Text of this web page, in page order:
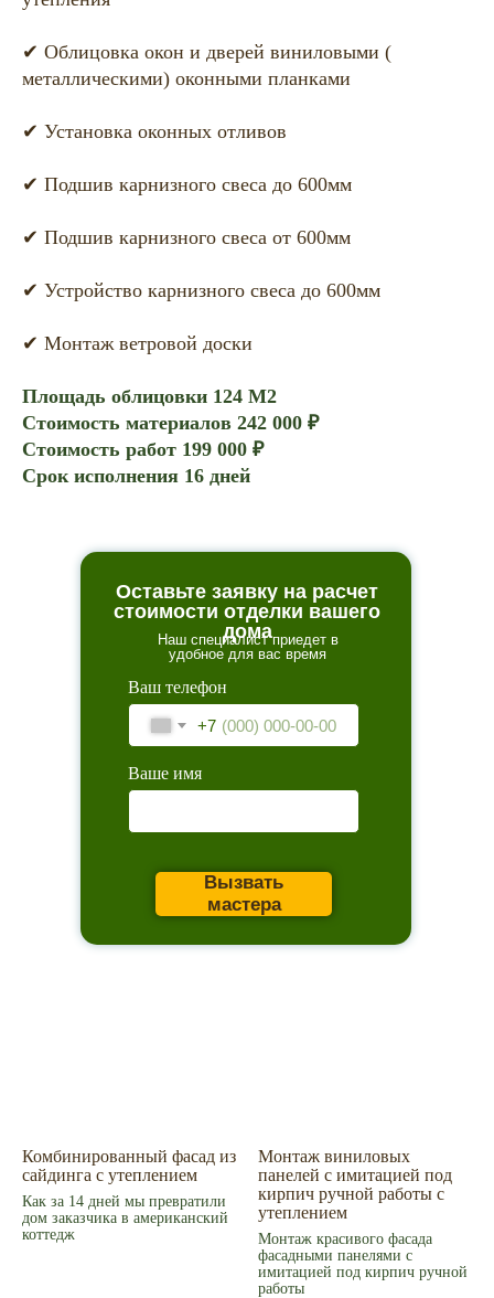
✔ Облицовка окон и дверей виниловыми (
металлическими) оконными планками
✔ Установка оконных отливов
✔ Подшив карнизного свеса до 600мм
✔ Подшив карнизного свеса от 600мм
✔ Устройство карнизного свеса до 600мм
✔ Монтаж ветровой доски
Площадь облицовки 124 М2
Стоимость материалов 242 000 ₽
Стоимость работ 199 000 ₽
Срок исполнения 16 дней
Ваш телефон
+7
Ваше имя
Вызвать
мастера
Оставьте заявку на расчет
стоимости отделки вашего
дома
Наш специалист приедет в
удобное для вас время
Комбинированный фасад из
сайдинга с утеплением
Как за 14 дней мы превратили
дом заказчика в американский
коттедж
Монтаж виниловых
панелей с имитацией под
кирпич ручной работы с
утеплением
Монтаж красивого фасада
фасадными панелями с
имитацией под кирпич ручной
работы
Главное
Каталог товаров
Воскресенье – выходной
Связаться с нами
Написать в MAX